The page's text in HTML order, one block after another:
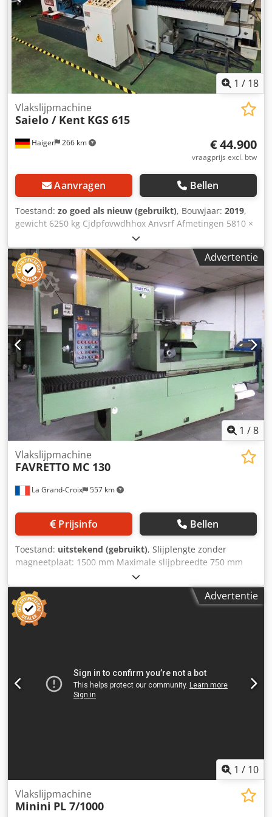
ca. 3990 x 2750 x 2750 mm Gewicht: ca. 6,5 ton Codjzlbd
Sjpfx Anvjrf Staat: Over het algemeen in zeer goede staat
Bedrijfstijden: ca. 7.950 uur De verkoper is niet
aansprakelijk voor typ- of dataoverdrachtsfouten. De
machine is in optische staat, technisch en qua slijtage in
overeenstemming met de leeftijd; gebruikte machines
worden zonder enige garantie verkocht.
1 / 18
Haiger 266 km
Vlakslijpmachine
Saielo / Kent KGS 615
€ 44.900
vraagprijs excl. btw
Aanvragen Bellen
Toestand: zo goed als nieuw (gebruikt), Bouwjaar: 2019,
gewicht 6250 kg Cjdpfovwdhhox Anvsrf Afmetingen 5810 ×
2545 × 2445 mm uitvoering tafelklembereik 1500 x 600 mm
max. tafelbelasting 1300 kg tafel longitudinale beweging
1600 mm Tafelgroef (aantal/breedte) 3/ 16 mm
tafelvoeding 7 – 25 m/mm Minimale/maximale tijd Afstand
spindelneus-tafel max. 600 mm Handwielverdeling
verticaal 0,002 mm handwielrotatie verticaal 0,5 mm
Automatische maaltoevoer 0,002 – 0,02 mm Verticale snelle
doorgang (Y-as) 230 mm/min dwarsverplaatsing 660 mm
Kruisvoeding per slag 0,1 – 12 mm dwarsverplaatsing 1250
mm/min handwiel spoed dwars 0,02 mm handwielrotatie
dwars 5 mm slijpspindelmotor 7,5 kW slijpspindelsnelheid
1450 tpm slijpschijf 355 x 50 x 127 mm hydraulische motor
3,7 kW
Advertentie
1 /8
La Grand-Croix 557 km
Vlakslijpmachine
FAVRETTO MC 130
Prijsinfo Bellen
Toestand: uitstekend (gebruikt), Slijplengte zonder
magneetplaat: 1500 mm Maximale slijpbreedte 750 mm
Crjdpfjwlh Adjx Anvsf Lange reizen. X-as: 1520 mm Dwarse
verplaatsing. Y-as: 650 mm Hoogteverplaatsing Z-as: 690
mm Slijpschijf diameter 406 x 100 mm Spiltoerental: 1400
tpm Gewicht: 8600 mm Accessoires: Braillon magneetlade
1000 x 500 mm Elcon 3 elektronische besturing
Advertentie
1 / 10
Vlakslijpmachine
Minini PL 7/1000